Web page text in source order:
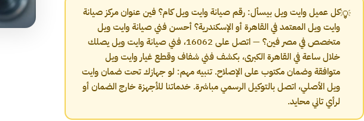
💡كل عميل وايت ويل بيسأل: رقم صيانة وايت ويل كام؟ فين عنوان مركز صيانة
وايت ويل المعتمد في القاهرة أو الإسكندرية؟ أحسن فني صيانة وايت ويل
متخصص في مصر فين؟ — اتصل على 16062، فني صيانة وايت ويل يصلك
خلال ساعة في القاهرة الكبرى، بكشف فني شفاف وقطع غيار وايت ويل
متوافقة وضمان مكتوب على الإصلاح. تنبيه مهم: لو جهازك تحت ضمان وايت
ويل الأصلي، اتصل بالتوكيل الرسمي مباشرة. خدماتنا للأجهزة خارج الضمان أو
لرأي تاني محايد.